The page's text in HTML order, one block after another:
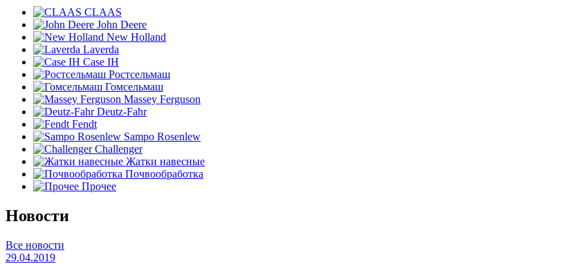
CLAAS
John Deere
New Holland
Laverda
Case IH
Ростсельмаш
Гомсельмаш
Massey Ferguson
Deutz-Fahr
Fendt
Sampo Rosenlew
Challenger
Жатки навесные
Почвообработка
Прочее
Новости
Все новости
29.04.2019